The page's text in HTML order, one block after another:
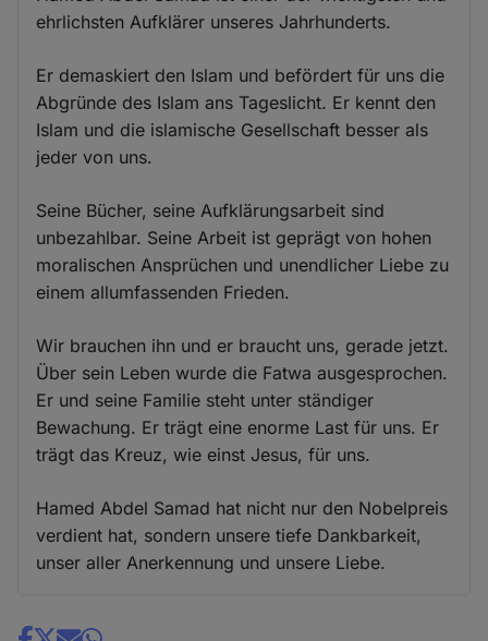
ehrlichsten Aufklärer unseres Jahrhunderts.
Er demaskiert den Islam und befördert für uns die
Abgründe des Islam ans Tageslicht. Er kennt den
Islam und die islamische Gesellschaft besser als
jeder von uns.
Seine Bücher, seine Aufklärungsarbeit sind
unbezahlbar. Seine Arbeit ist geprägt von hohen
moralischen Ansprüchen und unendlicher Liebe zu
einem allumfassenden Frieden.
Wir brauchen ihn und er braucht uns, gerade jetzt.
Über sein Leben wurde die Fatwa ausgesprochen.
Er und seine Familie steht unter ständiger
Bewachung. Er trägt eine enorme Last für uns. Er
trägt das Kreuz, wie einst Jesus, für uns.
Hamed Abdel Samad hat nicht nur den Nobelpreis
verdient hat, sondern unsere tiefe Dankbarkeit,
unser aller Anerkennung und unsere Liebe.